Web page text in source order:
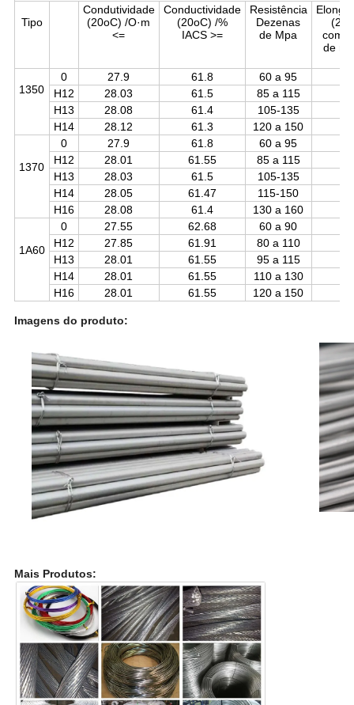
Tipo
Condutividade
(20oC) /O·m
<=
Conductividade
(20oC) /%
IACS >=
Resistência
Dezenas
de Mpa
de
1350
0 27.9 61.8 60 a 95
H12
28.03 61.5 85 a 115
H13
28.08 61.4 105-135
H14
28.12 61.3 120 a 150
1370
0 27.9 61.8 60 a 95
H12
28.01 61.55 85 a 115
H13
28.03 61.5 105-135
H14
28.05 61.47 115-150
H16
28.08 61.4 130 a 160
1A60
0 27.55 62.68 60 a 90
H12
27.85 61.91 80 a 110
H13
28.01 61.55 95 a 115
H14
28.01 61.55 110 a 130
H16
28.01 61.55 120 a 150
Imagens do produto:
Mais Produtos: